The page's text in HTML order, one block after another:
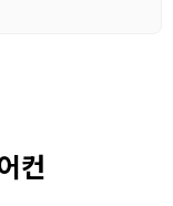
컨